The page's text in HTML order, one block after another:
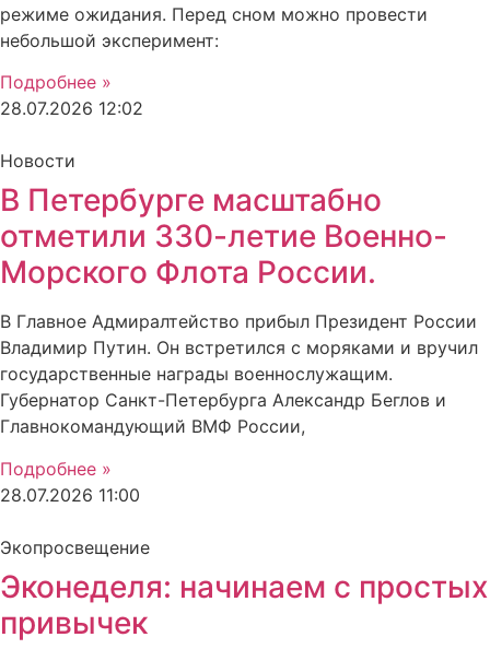
режиме ожидания. Перед сном можно провести
небольшой эксперимент:
Подробнее »
28.07.2026 12:02
Новости
В Петербурге масштабно
отметили 330-летие Военно-
Морского Флота России.
В Главное Адмиралтейство прибыл Президент России
Владимир Путин. Он встретился с моряками и вручил
государственные награды военнослужащим.
Губернатор Санкт-Петербурга Александр Беглов и
Главнокомандующий ВМФ России,
Подробнее »
28.07.2026 11:00
Экопросвещение
Эконеделя: начинаем с простых
привычек